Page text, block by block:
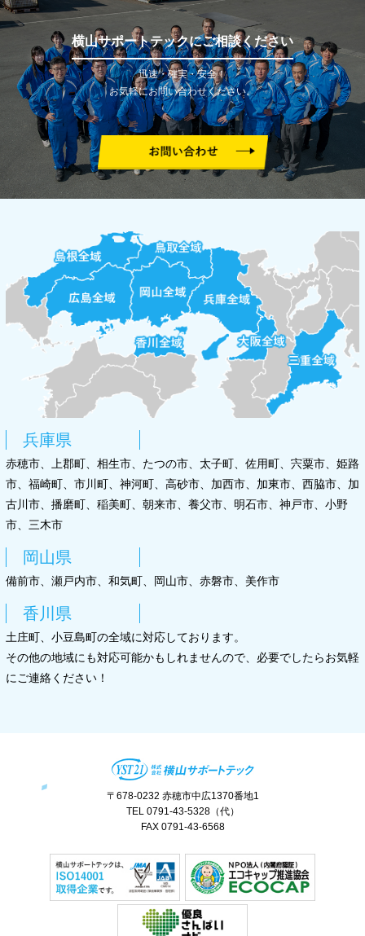
横山サポートテックにご相談ください
迅速・確実・安全！
お気軽にお問い合わせください。
兵庫県
赤穂市、上郡町、相生市、たつの市、太子町、佐用町、宍粟市、姫路
市、福崎町、市川町、神河町、高砂市、加西市、加東市、西脇市、加
古川市、播磨町、稲美町、朝来市、養父市、明石市、神戸市、小野
市、三木市
岡山県
備前市、瀬戸内市、和気町、岡山市、赤磐市、美作市
香川県
土庄町、小豆島町の全域に対応しております。
その他の地域にも対応可能かもしれませんので、必要でしたらお気軽
にご連絡ください！
〒678-0232 赤穂市中広1370番地1
TEL 0791-43-5328（代）
FAX 0791-43-6568